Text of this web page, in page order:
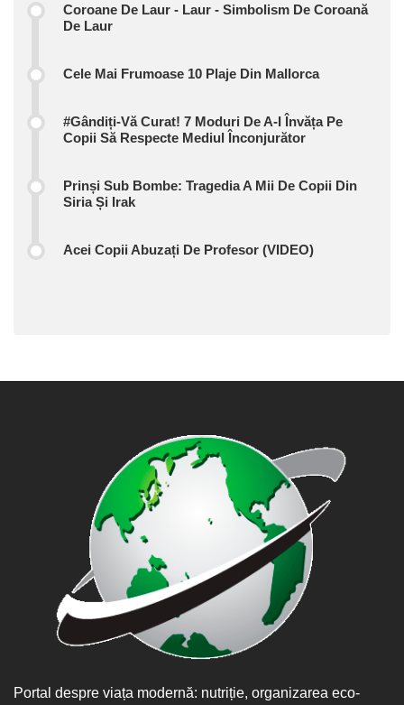
Coroane De Laur - Laur - Simbolism De Coroană
De Laur
Cele Mai Frumoase 10 Plaje Din Mallorca
#Gândiți-Vă Curat! 7 Moduri De A-I Învăța Pe
Copii Să Respecte Mediul Înconjurător
Prinși Sub Bombe: Tragedia A Mii De Copii Din
Siria Și Irak
Acei Copii Abuzați De Profesor (VIDEO)
Portal despre viața modernă: nutriție, organizarea eco-